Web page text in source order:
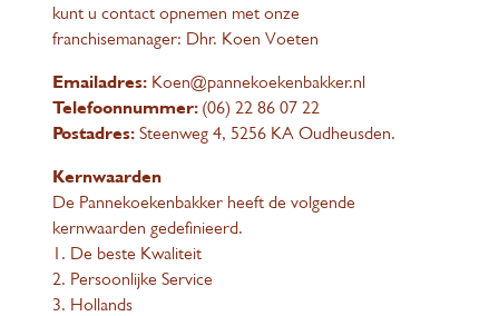
kunt u contact opnemen met onze
franchisemanager: Dhr. Koen Voeten
Emailadres: Koen@pannekoekenbakker.nl
Telefoonnummer: (06) 22 86 07 22
Postadres: Steenweg 4, 5256 KA Oudheusden.
Kernwaarden
De Pannekoekenbakker heeft de volgende
kernwaarden gedefinieerd.
1. De beste Kwaliteit
2. Persoonlijke Service
3. Hollands